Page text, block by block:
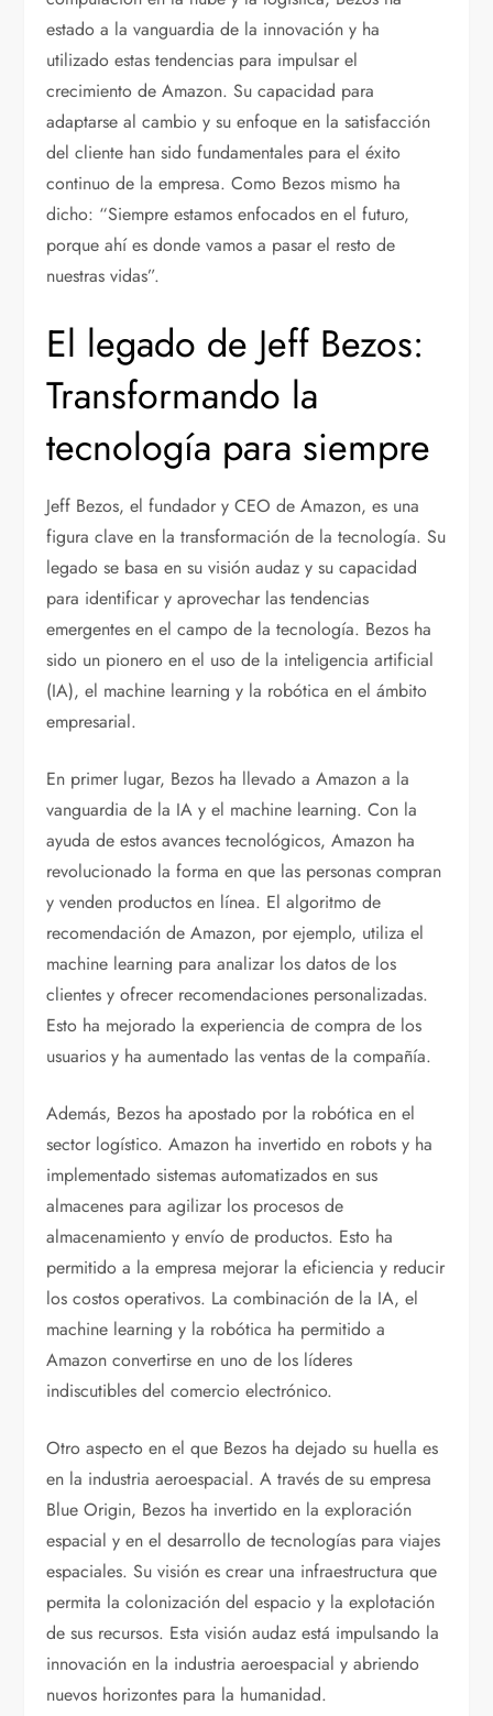
estado a la vanguardia de la innovación y ha
utilizado estas tendencias para impulsar el
crecimiento de Amazon. Su capacidad para
adaptarse al cambio y su enfoque en la satisfacción
del cliente han sido fundamentales para el éxito
continuo de la empresa. Como Bezos mismo ha
dicho: “Siempre estamos enfocados en el futuro,
porque ahí es donde vamos a pasar el resto de
nuestras vidas”.
El legado de Jeff Bezos:
Transformando la
tecnología para siempre
Jeff Bezos, el fundador y CEO de Amazon, es una
figura clave en la transformación de la tecnología. Su
legado se basa en su visión audaz y su capacidad
para identificar y aprovechar las tendencias
emergentes en el campo de la tecnología. Bezos ha
sido un pionero en el uso de la inteligencia artificial
(IA), el machine learning y la robótica en el ámbito
empresarial.
En primer lugar, Bezos ha llevado a Amazon a la
vanguardia de la IA y el machine learning. Con la
ayuda de estos avances tecnológicos, Amazon ha
revolucionado la forma en que las personas compran
y venden productos en línea. El algoritmo de
recomendación de Amazon, por ejemplo, utiliza el
machine learning para analizar los datos de los
clientes y ofrecer recomendaciones personalizadas.
Esto ha mejorado la experiencia de compra de los
usuarios y ha aumentado las ventas de la compañía.
Además, Bezos ha apostado por la robótica en el
sector logístico. Amazon ha invertido en robots y ha
implementado sistemas automatizados en sus
almacenes para agilizar los procesos de
almacenamiento y envío de productos. Esto ha
permitido a la empresa mejorar la eficiencia y reducir
los costos operativos. La combinación de la IA, el
machine learning y la robótica ha permitido a
Amazon convertirse en uno de los líderes
indiscutibles del comercio electrónico.
Otro aspecto en el que Bezos ha dejado su huella es
en la industria aeroespacial. A través de su empresa
Blue Origin, Bezos ha invertido en la exploración
espacial y en el desarrollo de tecnologías para viajes
espaciales. Su visión es crear una infraestructura que
permita la colonización del espacio y la explotación
de sus recursos. Esta visión audaz está impulsando la
innovación en la industria aeroespacial y abriendo
nuevos horizontes para la humanidad.